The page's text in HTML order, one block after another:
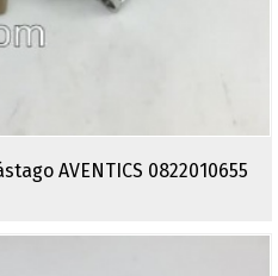
AVENTICS 0822010655